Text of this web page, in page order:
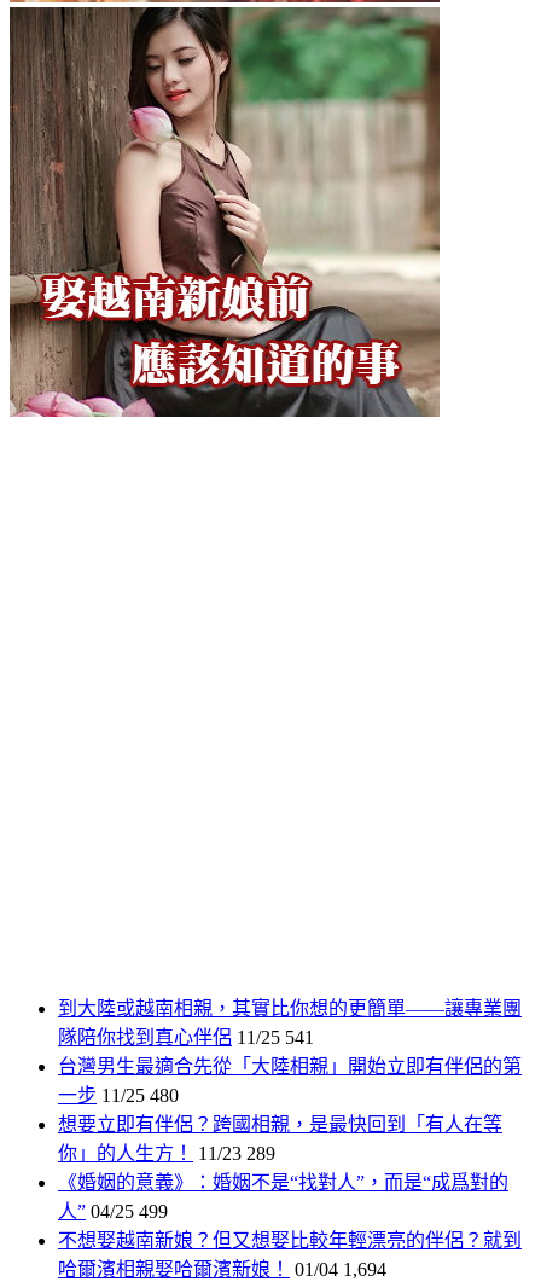
到大陸或越南相親，其實比你想的更簡單——讓專業團
隊陪你找到真心伴侶 11/25 541
台灣男生最適合先從「大陸相親」開始立即有伴侶的第
一步 11/25 480
想要立即有伴侶？跨國相親，是最快回到「有人在等
你」的人生方！
11/23 289
《婚姻的意義》：婚姻不是“找對人”，而是“成爲對的
人” 04/25 499
不想娶越南新娘？但又想娶比較年輕漂亮的伴侶？就到
哈爾濱相親娶哈爾濱新娘！
01/04 1,694